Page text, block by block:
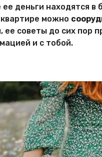
ее деньги находятся
квартире можно
советы до сих пор
и с тобой.